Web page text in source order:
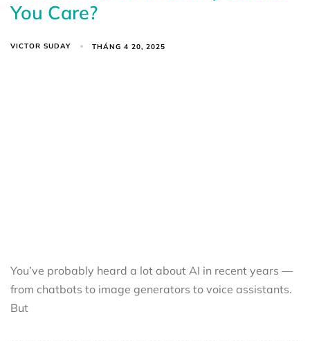
You Care?
VICTOR SUDAY THÁNG 4 20, 2025
You’ve probably heard a lot about AI in recent years —
from chatbots to image generators to voice assistants.
But